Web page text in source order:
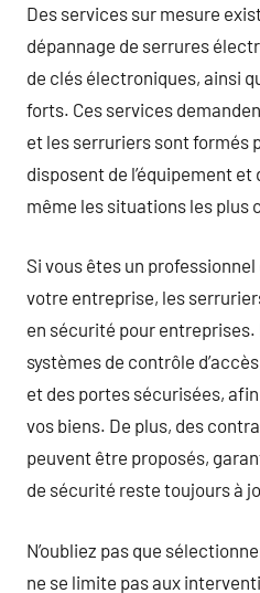
Des services sur mesure
dépannage de serrures
de clés électroniques, ainsi
forts. Ces services
et les serruriers sont formés
disposent de l’équipement et
même les situations les plus
Si vous êtes un
votre entreprise, les
en sécurité pour
systèmes de contrôle
et des portes sécurisées,
vos biens. De plus, des
peuvent être proposés,
de sécurité reste toujours à
N’oubliez pas que
ne se limite pas aux